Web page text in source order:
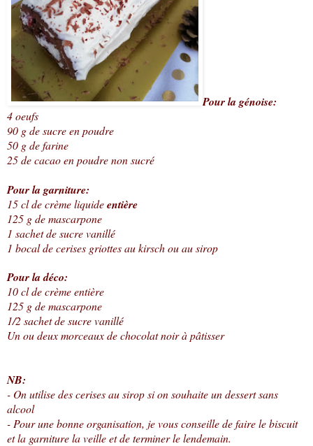
Pour la génoise:
4 oeufs
90 g de sucre en poudre
50 g de farine
25 de cacao en poudre non sucré
Pour la garniture:
15 cl de crème liquideentière
125 g de mascarpone
1 sachet de sucre vanillé
1 bocal de cerises griottes au kirsch ou au sirop
Pour la déco:
10 cl de crème entière
125 g de mascarpone
1/2 sachet de sucre vanillé
Un ou deux morceaux de chocolat noir à pâtisser
NB:
- On utilise des cerises au sirop si on souhaite un dessert sans
alcool
- Pour une bonne organisation, je vous conseille de faire le biscuit
et la garniture la veille et de terminer le lendemain.